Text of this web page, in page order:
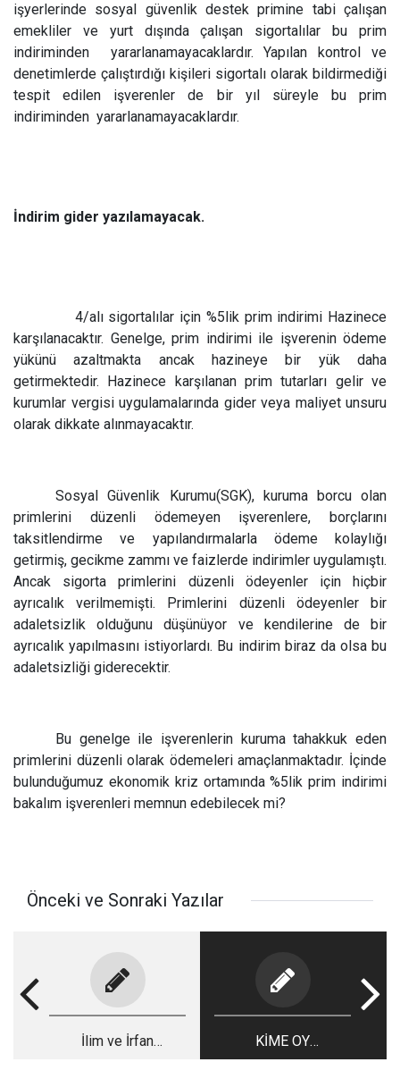
işyerlerinde sosyal güvenlik destek primine tabi çalışan
emekliler ve yurt dışında çalışan sigortalılar bu prim
indiriminden
yararlanamayacaklardır. Yapılan kontrol ve
denetimlerde çalıştırdığı kişileri sigortalı olarak bildirmediği
tespit edilen işverenler de bir yıl süreyle bu prim
indiriminden yararlanamayacaklardır.
İndirim gider yazılamayacak.
4/alı sigortalılar için %5lik prim indirimi Hazinece
karşılanacaktır. Genelge, prim indirimi ile işverenin ödeme
yükünü azaltmakta ancak hazineye bir yük daha
getirmektedir. Hazinece karşılanan prim tutarları gelir ve
kurumlar vergisi uygulamalarında gider veya maliyet unsuru
olarak dikkate alınmayacaktır.
Sosyal Güvenlik Kurumu(SGK), kuruma borcu olan
primlerini düzenli ödemeyen işverenlere, borçlarını
taksitlendirme ve yapılandırmalarla ödeme kolaylığı
getirmiş, gecikme zammı ve faizlerde indirimler uygulamıştı.
Ancak sigorta primlerini düzenli ödeyenler için hiçbir
ayrıcalık verilmemişti. Primlerini düzenli ödeyenler bir
adaletsizlik olduğunu düşünüyor ve kendilerine de bir
ayrıcalık yapılmasını istiyorlardı. Bu indirim biraz da olsa bu
adaletsizliği giderecektir.
Bu genelge ile işverenlerin kuruma tahakkuk eden
primlerini düzenli olarak ödemeleri amaçlanmaktadır. İçinde
bulunduğumuz ekonomik kriz ortamında %5lik prim indirimi
bakalım işverenleri memnun edebilecek mi?
Önceki ve Sonraki Yazılar
İlim ve İrfan
KİME OY
VERİRSİNİZ?